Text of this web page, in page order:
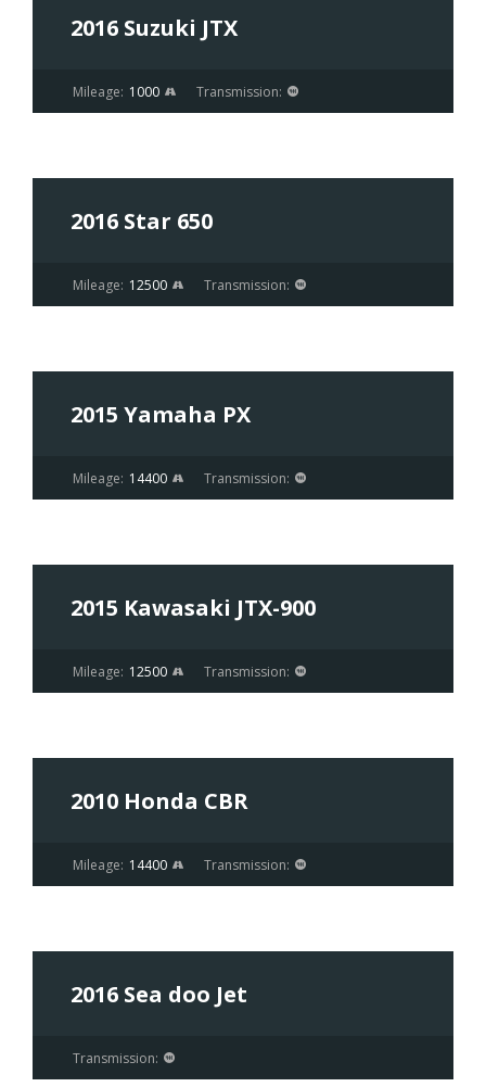
2016 Suzuki JTX
Mileage: 1000 Transmission:
2016 Star 650
Mileage: 12500 Transmission:
SPECIAL
2015 Yamaha PX
Mileage: 14400 Transmission:
2015 Kawasaki JTX-900
Mileage: 12500 Transmission:
2010 Honda CBR
Mileage: 14400 Transmission:
SPECIAL
2016 Sea doo Jet
Transmission: